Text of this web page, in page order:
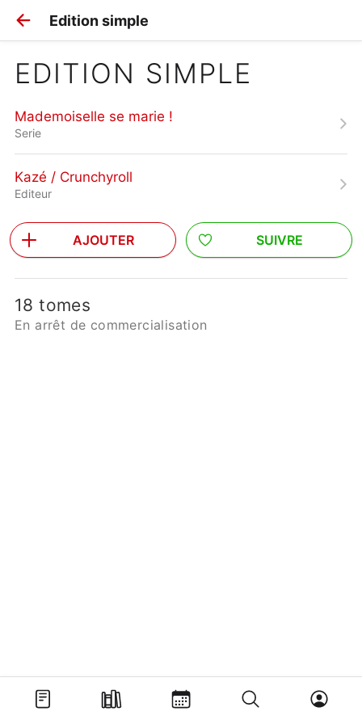
Edition simple
EDITION SIMPLE
Mademoiselle se marie !
Serie
Kazé / Crunchyroll
Editeur
AJOUTER SUIVRE
18 tomes
En arrêt de commercialisation